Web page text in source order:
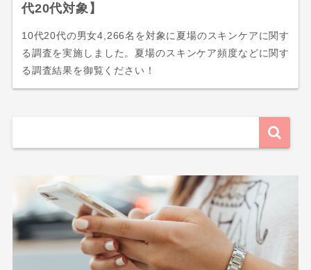
代20代対象】
10代20代の男女4,266名を対象に夏場のスキンケアに関す
る調査を実施しました。夏場のスキンケア頻度などに関す
る調査結果を御覧ください！